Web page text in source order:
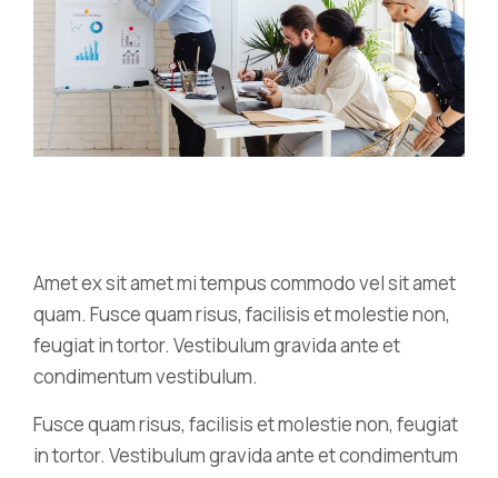
Amet ex sit amet mi tempus commodo vel sit amet
quam. Fusce quam risus, facilisis et molestie non,
feugiat in tortor. Vestibulum gravida ante et
condimentum vestibulum.
Fusce quam risus, facilisis et molestie non, feugiat
in tortor. Vestibulum gravida ante et condimentum